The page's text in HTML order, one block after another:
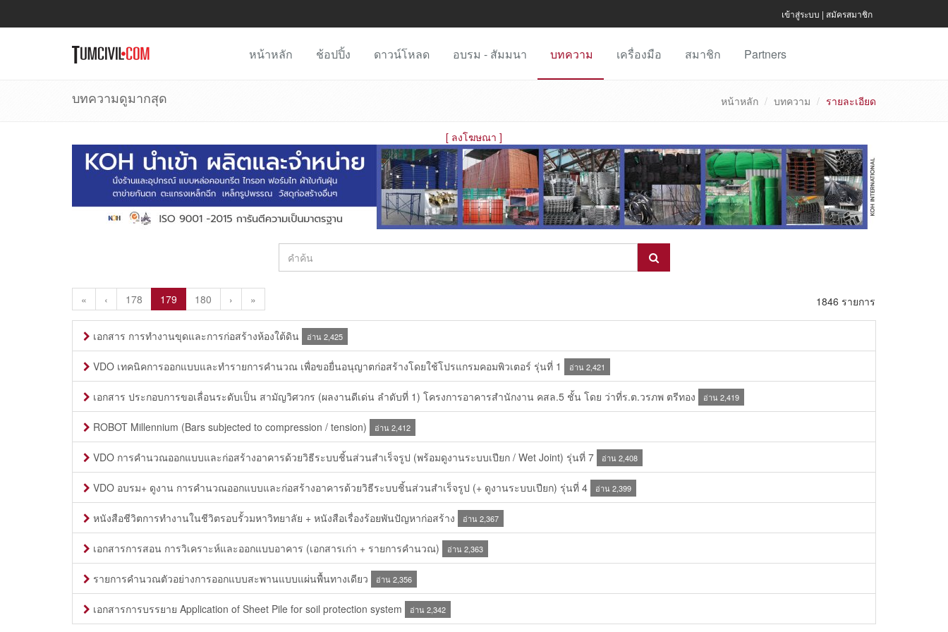
เข้าสู่ระบบ | สมัครสมาชิก
หน้าหลัก ช้อปปิ้ง ดาวน์โหลด อบรม - สัมมนา บทความ เครื่องมือ สมาชิก Partners
บทความดูมากสุด หน้าหลัก บทความ รายละเอียด
[ ลงโฆษณา ]
« ‹ 178 179 180 › » 1846 รายการ
เอกสาร การทำงานขุดและการก่อสร้างห้องใต้ดิน อ่าน 2,425
VDO เทคนิคการออกแบบและทำรายการคำนวณ เพื่อขอยื่นอนุญาตก่อสร้างโดยใช้โปรแกรมคอมพิวเตอร์ รุ่นที่ 1 อ่าน 2,421
เอกสาร ประกอบการขอเลื่อนระดับเป็น สามัญวิศวกร (ผลงานดีเด่น ลำดับที่ 1) โครงการอาคารสำนักงาน คสล.5 ชั้น โดย ว่าที่ร.ต.วรภพ ตรีทอง อ่าน 2,419
ROBOT Millennium (Bars subjected to compression / tension) อ่าน 2,412
VDO การคำนวณออกแบบและก่อสร้างอาคารด้วยวิธีระบบชิ้นส่วนสำเร็จรูป (พร้อมดูงานระบบเปียก / Wet Joint) รุ่นที่ 7 อ่าน 2,408
VDO อบรม+ ดูงาน การคำนวณออกแบบและก่อสร้างอาคารด้วยวิธีระบบชิ้นส่วนสำเร็จรูป (+ ดูงานระบบเปียก) รุ่นที่ 4 อ่าน 2,399
หนังสือชีวิตการทำงานในชีวิตรอบรั้วมหาวิทยาลัย + หนังสือเรื่องร้อยพันปัญหาก่อสร้าง อ่าน 2,367
เอกสารการสอน การวิเคราะห์และออกแบบอาคาร (เอกสารเก่า + รายการคำนวณ) อ่าน 2,363
รายการคำนวณตัวอย่างการออกแบบสะพานแบบแผ่นพื้นทางเดียว อ่าน 2,356
เอกสารการบรรยาย Application of Sheet Pile for soil protection system อ่าน 2,342